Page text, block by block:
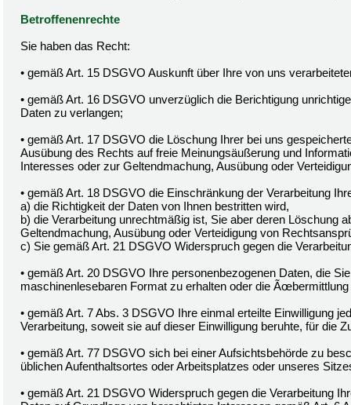
Betroffenenrechte
Sie haben das Recht:
• gemäß Art. 15 DSGVO Auskunft über Ihre von uns
• gemäß Art. 16 DSGVO unverzüglich die Berichtigung
Daten zu verlangen;
• gemäß Art. 17 DSGVO die Löschung Ihrer bei uns
Ausübung des Rechts auf freie Meinungsäußerung und
Interesses oder zur Geltendmachung, Ausübung oder
• gemäß Art. 18 DSGVO die Einschränkung der Verarbeitung
a) die Richtigkeit der Daten von Ihnen bestritten wird,
b) die Verarbeitung unrechtmäßig ist, Sie aber deren Löschung
Geltendmachung, Ausübung oder Verteidigung von
c) Sie gemäß Art. 21 DSGVO Widerspruch gegen die
• gemäß Art. 20 DSGVO Ihre personenbezogenen Daten, die
maschinenlesebaren Format zu erhalten oder die
• gemäß Art. 7 Abs. 3 DSGVO Ihre einmal erteilte Einwilligung
Verarbeitung, soweit sie auf dieser Einwilligung beruhte, für die
• gemäß Art. 77 DSGVO sich bei einer Aufsichtsbehörde zu
üblichen Aufenthaltsortes oder Arbeitsplatzes oder unseres
• gemäß Art. 21 DSGVO Widerspruch gegen die Verarbeitung